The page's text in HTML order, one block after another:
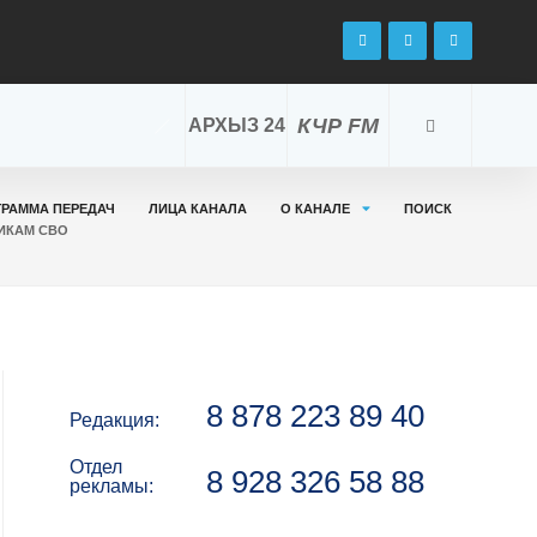
КЧР FM
АРХЫЗ 24
ПЕРЕДАЧ ЛИЦА КАНАЛА О КАНАЛЕ
ПОИСК
СВО
Редакция: 8 878 223 89 40
Отдел
рекламы:
8 928 326 58 88